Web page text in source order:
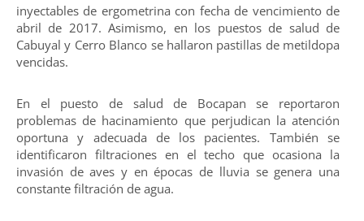
inyectables de ergometrina con fecha de vencimiento de
abril de 2017. Asimismo, en los puestos de salud de
Cabuyal y Cerro Blanco se hallaron pastillas de metildopa
vencidas.
En el puesto de salud de Bocapan se reportaron
problemas de hacinamiento que perjudican la atención
oportuna y adecuada de los pacientes. También se
identificaron filtraciones en el techo que ocasiona la
invasión de aves y en épocas de lluvia se genera una
constante filtración de agua.